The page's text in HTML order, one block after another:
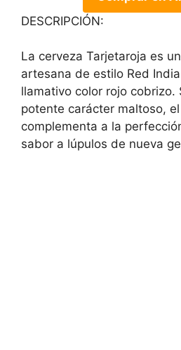
DESCRIPCIÓN:
La cerveza Tarjetaroja es
artesana de estilo Red
llamativo color rojo cobrizo.
potente carácter maltoso,
complementa a la
sabor a lúpulos de nueva